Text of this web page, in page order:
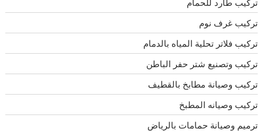
تركيب طارد للحمام
تركيب غرف نوم
تركيب فلاتر تحلية المياه بالدمام
تركيب وتصنيع شتر حفر الباطن
تركيب وصيانة مطابخ بالقطيف
تركيب وصيانه المطبخ
ترميم وصيانة حمامات بالرياض